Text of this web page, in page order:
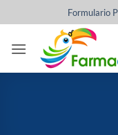
al
contenido
Formulario